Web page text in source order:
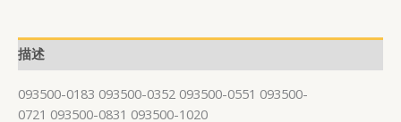
描述
093500-0183 093500-0352 093500-0551 093500-
0721 093500-0831 093500-1020